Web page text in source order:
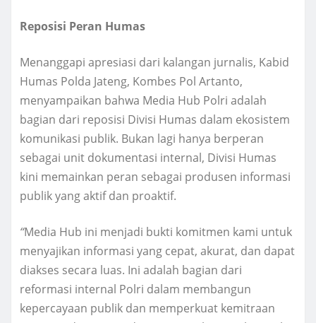
Reposisi Peran Humas
Menanggapi apresiasi dari kalangan jurnalis, Kabid
Humas Polda Jateng, Kombes Pol Artanto,
menyampaikan bahwa Media Hub Polri adalah
bagian dari reposisi Divisi Humas dalam ekosistem
komunikasi publik. Bukan lagi hanya berperan
sebagai unit dokumentasi internal, Divisi Humas
kini memainkan peran sebagai produsen informasi
publik yang aktif dan proaktif.
“Media Hub ini menjadi bukti komitmen kami untuk
menyajikan informasi yang cepat, akurat, dan dapat
diakses secara luas. Ini adalah bagian dari
reformasi internal Polri dalam membangun
kepercayaan publik dan memperkuat kemitraan